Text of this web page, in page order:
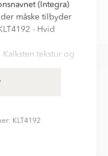
kunde
(Integra)
måske tilbyder
- Hvid
tekstur og
for denne
KLT4192